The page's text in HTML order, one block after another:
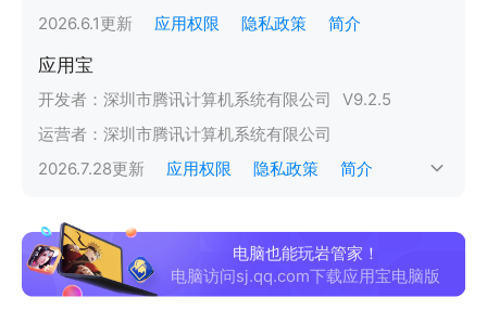
2026.6.1更新 应用权限 隐私政策 简介
应用宝
开发者： 深圳市腾讯计算机系统有限公司 V9.2.5
运营者： 深圳市腾讯计算机系统有限公司
2026.7.28更新 应用权限 隐私政策 简介
电脑也能玩岩管家！
电脑访问sj.qq.com下载应用宝电脑版